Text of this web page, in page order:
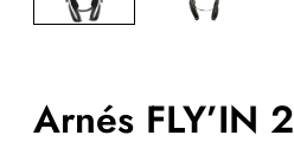
Arnés FLY’IN 2